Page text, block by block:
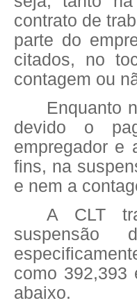
contrato de
parte do
citados, no
contagem ou
Enquanto
devido o
empregador e
fins, na
e nem a
A CLT
como 392,393
abaixo.